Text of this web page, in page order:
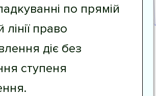
по прямій
лінії право
діє без
ступеня